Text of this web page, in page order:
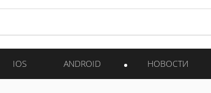
IOS ANDROID НОВОСТИ